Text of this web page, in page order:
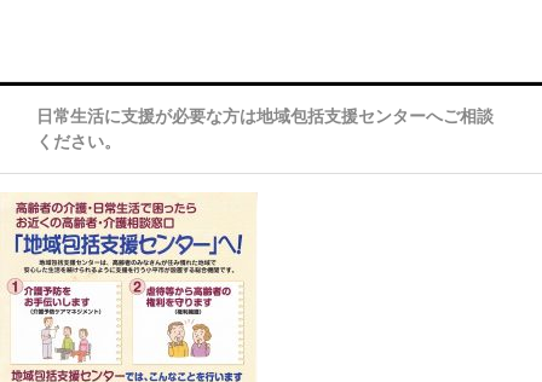
日常生活に支援が必要な方は地域包括支援センターへご相談
ください。